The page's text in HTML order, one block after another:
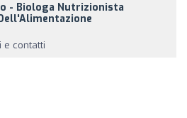
- Biologa Nutrizionista
e contatti